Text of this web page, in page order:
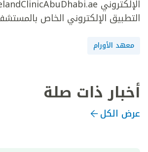
التطبيق الإلكتروني الخاص
معهد الأورام
أخبار ذات صلة
عرض الكل